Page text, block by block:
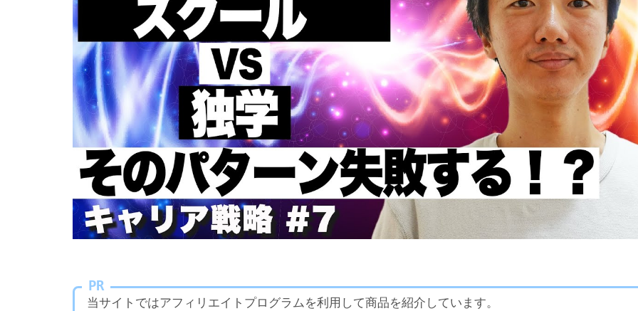
PR
当サイトではアフィリエイトプログラムを利用して商品を紹介しています。